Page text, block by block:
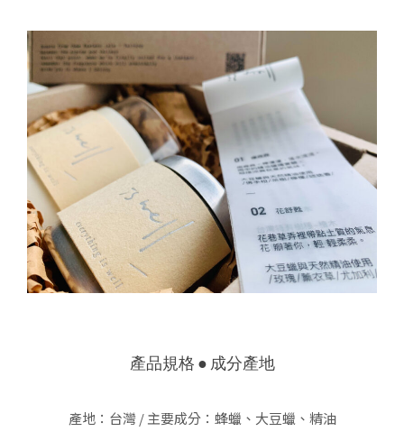
產品規格 ● 成分產地
產地：台灣 / 主要成分：蜂蠟、大豆蠟、精油